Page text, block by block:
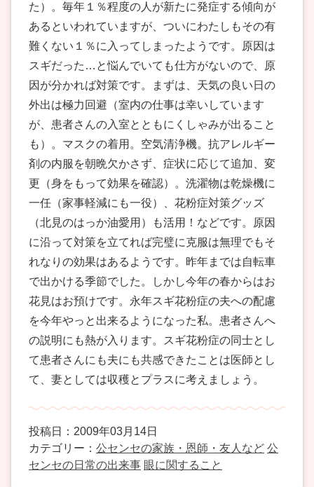
た）。毎年１％程度の人が新たに発症する傾向が
あるといわれていますが、ついにわたしもその有
難くない１％に入ってしまったようです。原因は
スギだった…と悩んでいても仕方がないので、原
因が分かれば対策です。まずは、天気の良い日の
外出は極力回避（室内の仕事は幸いしています
が、患者さんの入室とともにくしゃみが出ること
も）。マスクの着用。空気清浄機。抗アレルギー
剤の内服を朝晩欠かさず、症状に応じて追加、変
更（身をもって効果を確認）。洗濯物は乾燥機に
一任（家事軽減にも一役）、花粉症対策グッズ
（北見のはっか油愛用）も活用！などです。原因
に沿って対策を立てれば完璧に克服は無理でもそ
れなりの効果はあるようです。昨年までは自転車
で出かける季節でした。しかし今年の春からはお
花見はお預けです。永年スギ花粉症の夫への配慮
を今年やっと出来るようになった私。患者さんへ
の説明にも熱が入ります。スギ花粉症の同士とし
て患者さんにも夫にも共感できたことは医師とし
て、妻としては収穫とプラスに考えましょう。
投稿日：2009年03月14日
カテゴリー： 公センセの家族・恩師・友人など 公
センセの日常の出来事 眼に関すること